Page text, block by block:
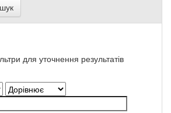
для уточнення результатів